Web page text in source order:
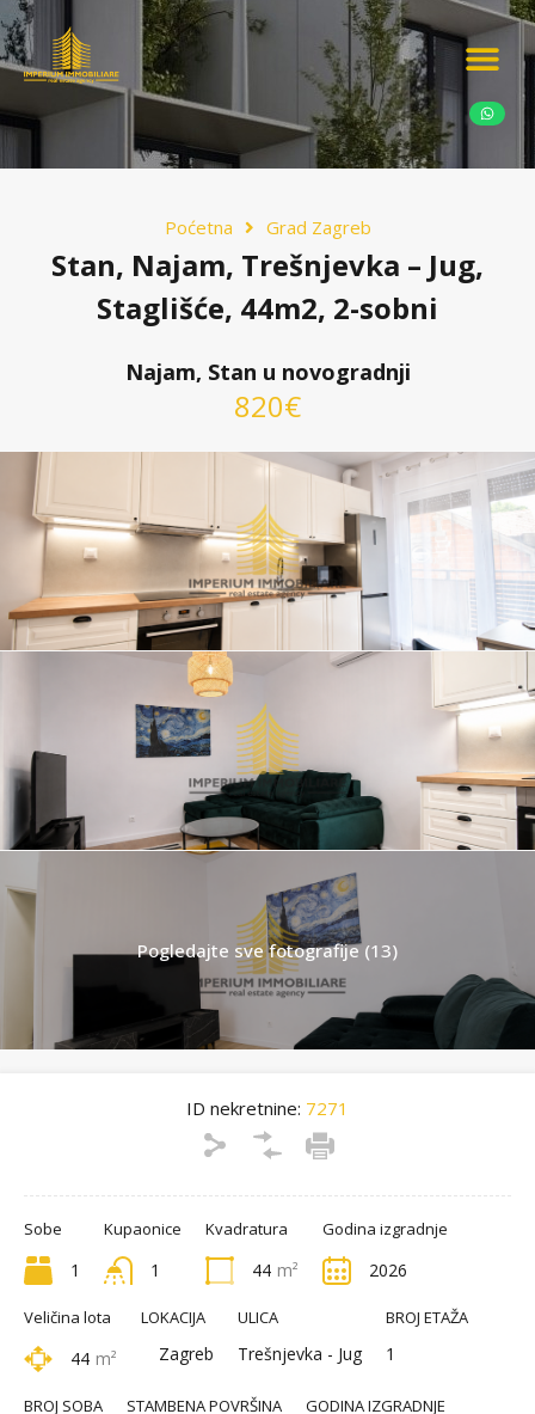
Poćetna Grad Zagreb
Stan, Najam, Trešnjevka – Jug,
Staglišće, 44m2, 2-sobni
Najam, Stan u novogradnji
820€
Pogledajte sve fotografije (13)
ID nekretnine: 7271
Sobe
1
Kupaonice
1
Kvadratura
44 m²
Godina izgradnje
2026
Veličina lota
44 m²
LOKACIJA
Zagreb
ULICA
Trešnjevka - Jug
BROJ ETAŽA
1
BROJ SOBA STAMBENA POVRŠINA GODINA IZGRADNJE